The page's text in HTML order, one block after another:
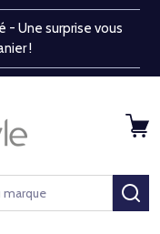
Une surprise vous
!